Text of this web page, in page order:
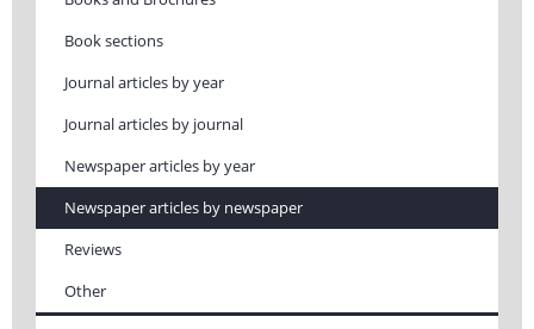
Book sections
Journal articles by year
Journal articles by journal
Newspaper articles by year
Newspaper articles by newspaper
Reviews
Other